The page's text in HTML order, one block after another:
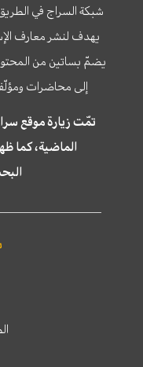
شبكة السراج في الطريق
يهدف لنشر معارف
يضمّ بساتين من
إلى محاضرات
الماضية، كما